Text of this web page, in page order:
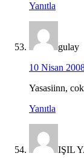
Yanıtla
gulay
10 Nisan
Yasasiinn,
Yanıtla
IŞIL